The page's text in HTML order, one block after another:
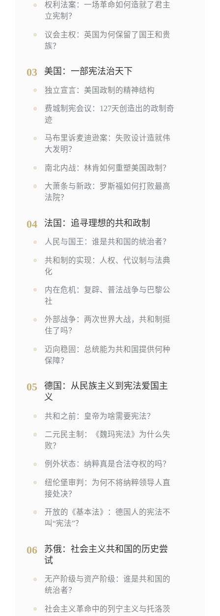
权利法案：一场革命如何造就了君主
立宪制？
议会主权：英国为何保留了国王和贵
族？
03 美国：一部宪法治天下
独立宣言：美国政制的精神结构
费城制宪会议：127天创造出的政制奇
迹
马布里诉麦迪逊案：失败设计造就伟
大发明？
南北内战：林肯如何重塑美国政制？
大萧条与新政：罗斯福如何打败最高
法院？
04 法国：追寻理想的共和政制
人民与国王：谁是共和国的统治者？
共和制的实现：人权、代议制与法典
化
内在危机：复辟、普法战争与巴黎公
社
外部战争：两次世界大战，共和制挺
住了吗？
迈向稳固：总统能为共和国提供何种
保障？
05
德国：从民族主义到宪法爱国主
义
共和之前：皇帝为啥需要宪法？
二元民主制：《魏玛宪法》为什么失
败？
例外状态：纳粹真是合法夺权的吗？
纽伦堡审判：为何不将纳粹领导人直
接处决？
开放的《基本法》：德国人的宪法不
叫“宪法”？
06
苏俄：社会主义共和国的历史尝
试
无产阶级与资产阶级：谁是共和国的
统治者？
社会主义革命中的列宁主义与托洛茨